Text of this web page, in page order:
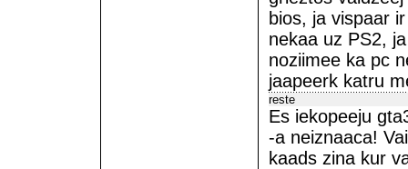
bios, ja vispaar
nekaa uz PS2,
noziimee ka pc
jaapeerk katru
reste
Es iekopeeju
-a neiznaaca!
kaads zina kur